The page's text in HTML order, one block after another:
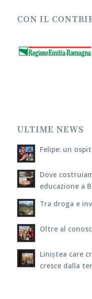
CON IL
ULTIME NEWS
Felipe: un
Dove
educazione a
Tra droga e
Oltre al
Liniștea care
cresce dalla